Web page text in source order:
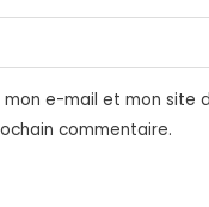
mon e-mail et mon site
commentaire.